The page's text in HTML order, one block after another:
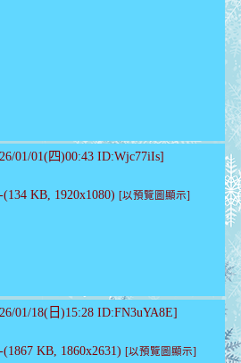
01/01(四)00:43 ID:Wjc77iIs]
-(134 KB, 1920x1080) [以預覽圖顯示]
01/18(日)15:28 ID:FN3uYA8E]
-(1867 KB, 1860x2631) [以預覽圖顯示]